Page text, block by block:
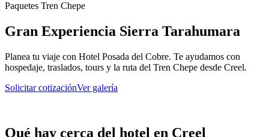
Paquetes Tren Chepe
Gran Experiencia Sierra Tarahumara
Planea tu viaje con Hotel Posada del Cobre. Te ayudamos con
hospedaje, traslados, tours y la ruta del Tren Chepe desde Creel.
Solicitar cotizaciónVer galería
Qué hay cerca del hotel en Creel